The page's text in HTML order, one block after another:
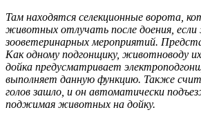
Там находятся селекционные ворота,
животных отлучать после доения,
зооветеринарных мероприятий.
Как одному подгонщику, животноводу
дойка предусматривает
выполняет данную функцию. Также
голов зашло, и он автоматически
поджимая животных на дойку.